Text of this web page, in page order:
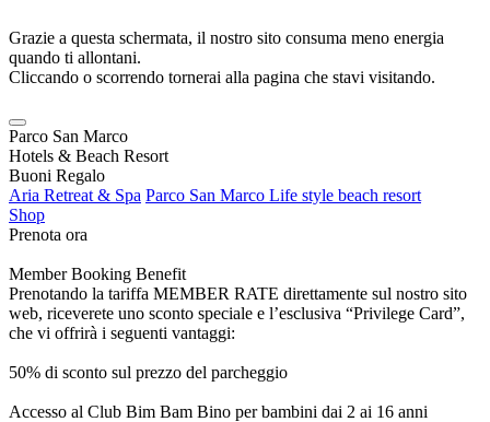
Grazie a questa schermata, il nostro sito consuma meno energia
quando ti allontani.
Cliccando o scorrendo tornerai alla pagina che stavi visitando.
Parco San Marco
Hotels & Beach Resort
Buoni Regalo
Aria Retreat & Spa Parco San Marco Life style beach resort
Shop
Prenota ora
Member Booking Benefit
Prenotando la tariffa MEMBER RATE direttamente sul nostro sito
web, riceverete uno sconto speciale e l’esclusiva “Privilege Card”,
che vi offrirà i seguenti vantaggi:
50% di sconto sul prezzo del parcheggio
Accesso al Club Bim Bam Bino per bambini dai 2 ai 16 anni